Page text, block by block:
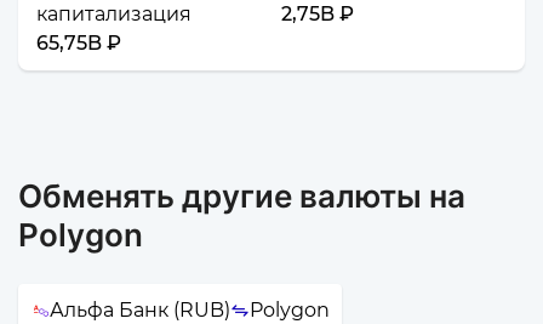
капитализация
65,75B ₽
2,75B ₽
Обменять другие валюты на
Polygon
Альфа Банк (RUB) Polygon